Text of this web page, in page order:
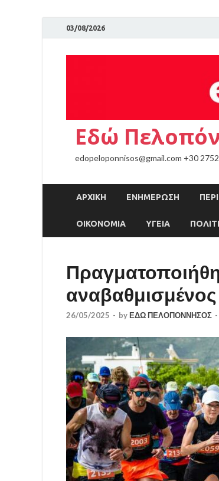
03/08/2026
Εδώ
edopeloponnisos@gmail.com +30
ΑΡΧΙΚΉ ΕΝΗΜΕΡΩΣΗ
ΟΙΚΟΝΟΜΙΑ ΥΓΕΙΑ
26/05/2025 - byΕΔΩ ΠΕΛΟΠΟΝΝΗΣΟΣ -